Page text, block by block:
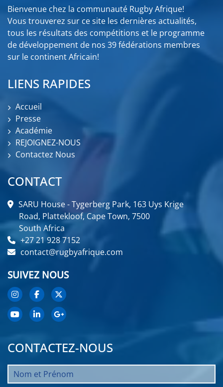
Bienvenue chez la communauté Rugby Afrique!
Vous trouverez sur ce site les dernières actualités,
tous les résultats des compétitions et le programme
de développement de nos 39 fédérations membres
sur le continent Africain!
LIENS RAPIDES
Accueil
Presse
Académie
REJOIGNEZ-NOUS
Contactez Nous
CONTACT
SARU House - Tygerberg Park, 163 Uys Krige
Road, Plattekloof, Cape Town, 7500
South Africa
+27 21 928 7152
contact@rugbyafrique.com
SUIVEZ NOUS
CONTACTEZ-NOUS